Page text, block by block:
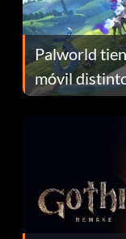
Palworld
móvil